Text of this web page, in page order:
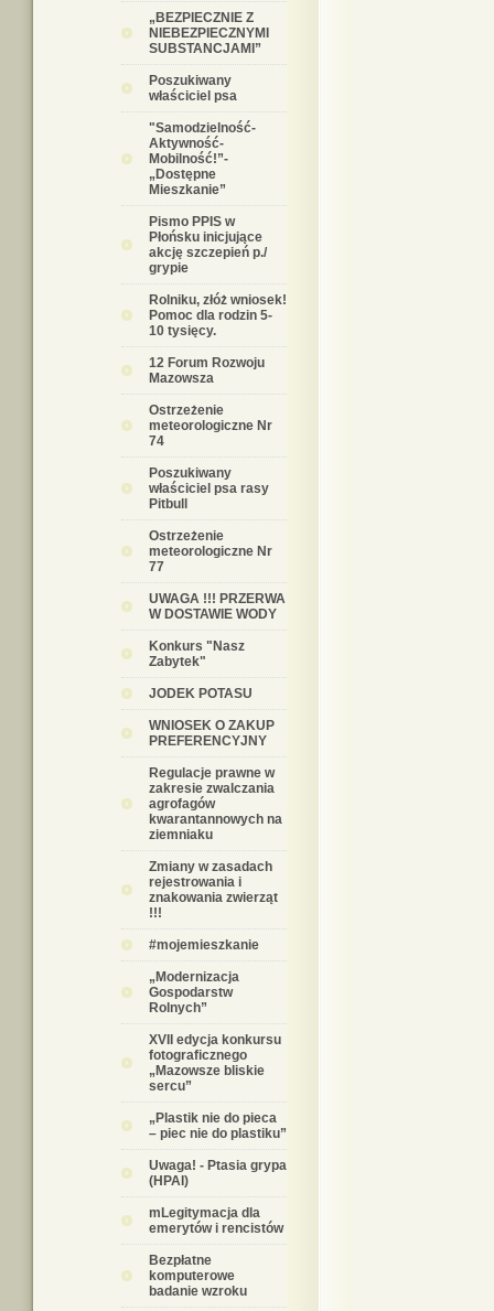
„BEZPIECZNIE Z
NIEBEZPIECZNYMI
SUBSTANCJAMI”
Poszukiwany
właściciel psa
"Samodzielność-
Aktywność-
Mobilność!”-
„Dostępne
Mieszkanie”
Pismo PPIS w
Płońsku inicjujące
akcję szczepień p./
grypie
Rolniku, złóż wniosek!
Pomoc dla rodzin 5-
10 tysięcy.
12 Forum Rozwoju
Mazowsza
Ostrzeżenie
meteorologiczne Nr
74
Poszukiwany
właściciel psa rasy
Pitbull
Ostrzeżenie
meteorologiczne Nr
77
UWAGA !!! PRZERWA
W DOSTAWIE WODY
Konkurs "Nasz
Zabytek"
JODEK POTASU
WNIOSEK O ZAKUP
PREFERENCYJNY
Regulacje prawne w
zakresie zwalczania
agrofagów
kwarantannowych na
ziemniaku
Zmiany w zasadach
rejestrowania i
znakowania zwierząt
!!!
#mojemieszkanie
„Modernizacja
Gospodarstw
Rolnych”
XVII edycja konkursu
fotograficznego
„Mazowsze bliskie
sercu”
„Plastik nie do pieca
– piec nie do plastiku”
Uwaga! - Ptasia grypa
(HPAI)
mLegitymacja dla
emerytów i rencistów
Bezpłatne
komputerowe
badanie wzroku